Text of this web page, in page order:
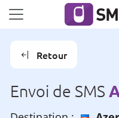
Panneau de gestion des
Retour
Envoi de SMS